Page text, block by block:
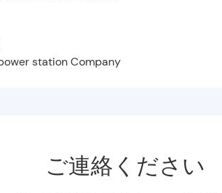
ご連絡ください